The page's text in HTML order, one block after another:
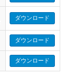
ダウンロード
ダウンロード
ダウンロード